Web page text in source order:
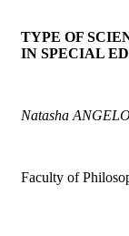
TYPE OF
IN SPECIAL
Natasha
Faculty of